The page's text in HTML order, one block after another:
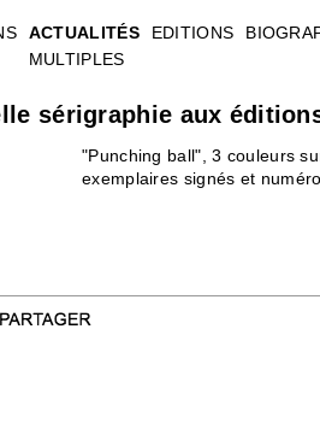
ACTUALITÉS
MULTIPLES
EDITIONS
sérigraphie aux
"Punching ball", 3 couleurs
exemplaires signés et